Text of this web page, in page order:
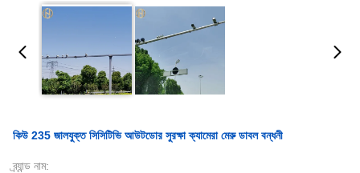
কিউ 235 জালযুক্ত সিসিটিভি আউটডোর সুরক্ষা ক্যামেরা মেরু ডাবল বন্ধনী
ব্র্যান্ড নাম: